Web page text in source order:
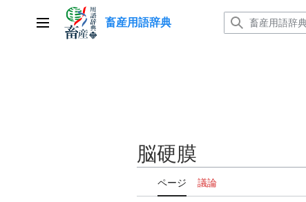
メインメニュー
畜産用語辞典
脳硬膜
ページ 議論